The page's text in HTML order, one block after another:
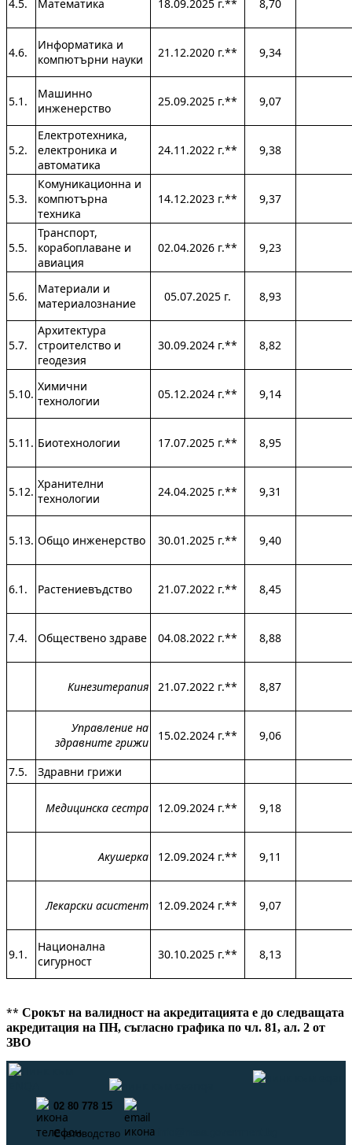
4.5. Математика 18.09.2025 г.** 8,70
4.6.
Информатика и
компютърни науки
21.12.2020 г.** 9,34
5.1.
Машинно
инженерство
25.09.2025 г.** 9,07
5.2.
Електротехника,
електроника и
автоматика
24.11.2022 г.** 9,38
5.3.
Комуникационна и
компютърна
техника
14.12.2023 г.** 9,37
5.5.
Транспорт,
корабоплаване и
авиация
02.04.2026 г.** 9,23
5.6.
Материали и
материалознание
05.07.2025 г. 8,93
5.7.
Архитектура
строителство и
геодезия
30.09.2024 г.** 8,82
5.10.
Химични
технологии
05.12.2024 г.** 9,14
5.11. Биотехнологии 17.07.2025 г.** 8,95
5.12.
Хранителни
технологии
24.04.2025 г.** 9,31
5.13. Общо инженерство 30.01.2025 г.** 9,40
6.1. Растениевъдство 21.07.2022 г.** 8,45
7.4. Обществено здраве 04.08.2022 г.** 8,88
Кинезитерапия 21.07.2022 г.** 8,87
Управление на
здравните грижи
15.02.2024 г.** 9,06
7.5. Здравни грижи
Медицинска сестра 12.09.2024 г.** 9,18
Акушерка 12.09.2024 г.** 9,11
Лекарски асистент 12.09.2024 г.** 9,07
9.1.
Национална
сигурност
30.10.2025 г.** 8,13
** Срокът на валидност на акредитацията е до следващата
акредитация на ПН, съгласно графика по чл. 81, ал. 2 от
ЗВО
02 80 778 15
Счетоводство